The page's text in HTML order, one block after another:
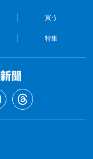
買う
特集